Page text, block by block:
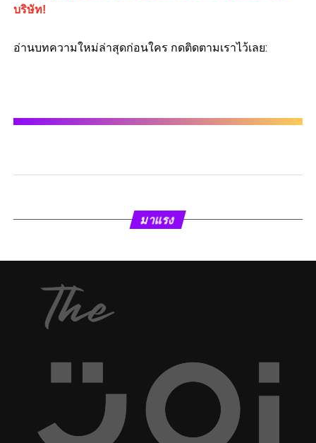
บริษัท!
อ่านบทความใหม่ล่าสุดก่อนใคร กดติดตามเราไว้เลย:
มาแรง